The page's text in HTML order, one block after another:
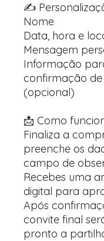
✍️
Nome
Data, hora e
Mensagem
Informação
confirmação
(opcional)
📩 Como
Finaliza a
preenche os
campo de
Recebes uma
digital para
Após
convite final
pronto a